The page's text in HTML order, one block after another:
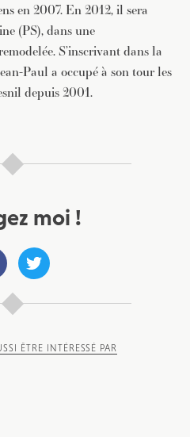
en 2007. En 2012, il sera
(PS), dans une
S’inscrivant dans la
Paul a occupé à son tour les
depuis 2001.
moi !
ÊTRE INTÉRESSÉ PAR